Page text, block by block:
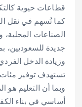
قطاعات حيوية
كما تُسهم في نقل
الصناعات المحلية،
جديدة للسعوديين،
وزيادة الدخل
تستهدف توفير
وبما أن التعليم هو
أساسي في بناء